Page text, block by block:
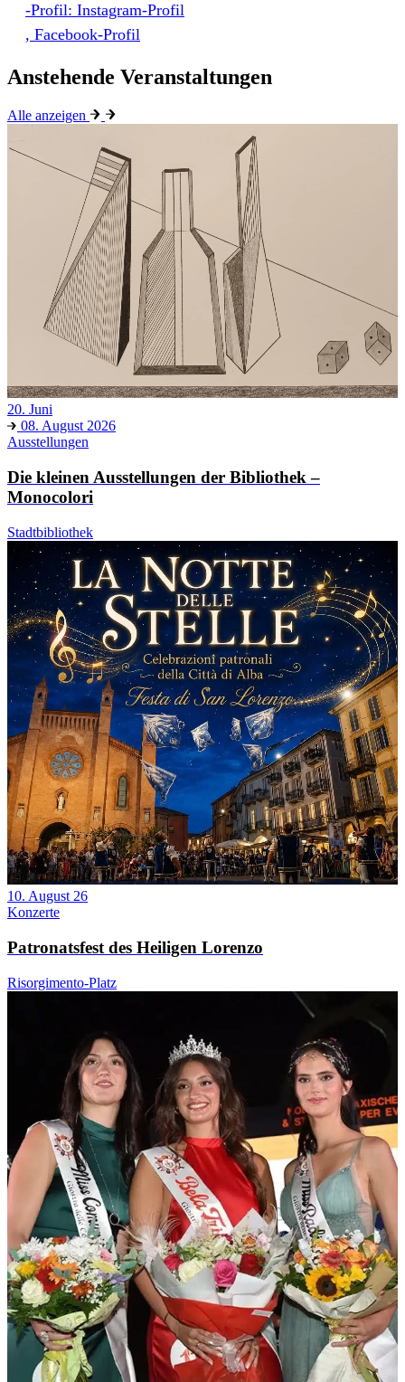
-Profil: Instagram-Profil
, Facebook-Profil
Anstehende Veranstaltungen
Alle anzeigen
20. Juni
08. August 2026
Ausstellungen
Die kleinen Ausstellungen der Bibliothek –
Monocolori
Stadtbibliothek
10. August 26
Konzerte
Patronatsfest des Heiligen Lorenzo
Risorgimento-Platz